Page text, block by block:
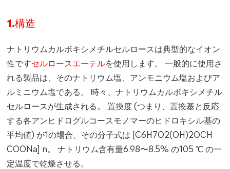
1.構造
ナトリウムカルボキシメチルセルロースは典型的なイオン
性ですセルロースエーテルを使用します。 一般的に使用さ
れる製品は、そのナトリウム塩、アンモニウム塩およびア
ルミニウム塩である。 時々、ナトリウムカルボキシメチル
セルロースが生成される。 置換度 (つまり、置換基と反応
する各アンヒドログルコースモノマーのヒドロキシル基の
平均値) が1の場合、その分子式は [C6H7O2(OH)2OCH
COONa] n。 ナトリウム含有量6.98〜8.5% の105 ℃ の一
定温度で乾燥させる。